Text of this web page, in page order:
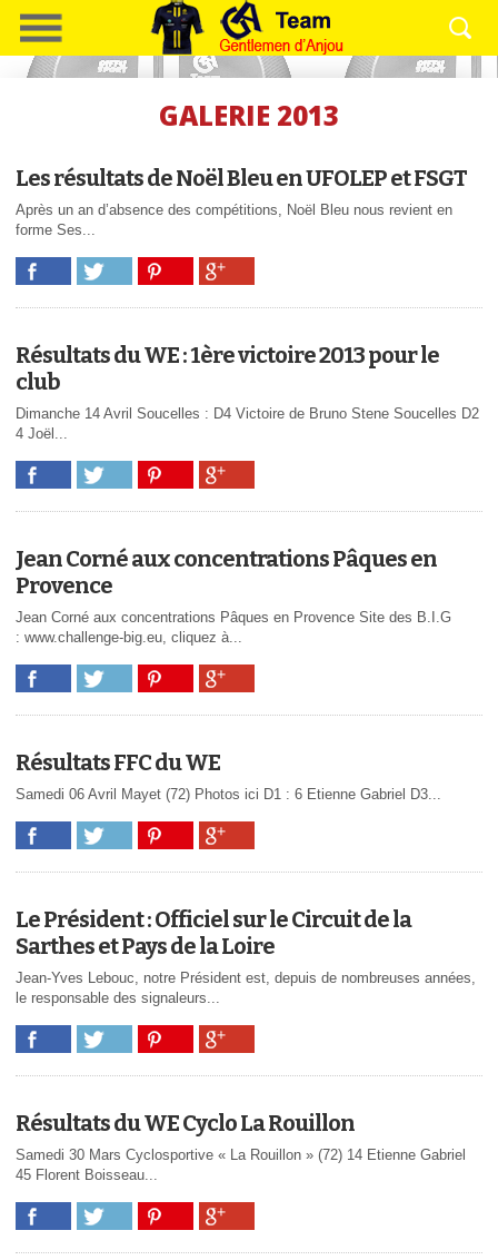
GALERIE 2013
Les résultats de Noël Bleu en UFOLEP et FSGT
Après un an d’absence des compétitions, Noël Bleu nous revient en
forme Ses...
Résultats du WE : 1ère victoire 2013 pour le
club
Dimanche 14 Avril Soucelles : D4 Victoire de Bruno Stene Soucelles D2
4 Joël...
Jean Corné aux concentrations Pâques en
Provence
Jean Corné aux concentrations Pâques en Provence Site des B.I.G
: www.challenge-big.eu, cliquez à...
Résultats FFC du WE
Samedi 06 Avril Mayet (72) Photos ici D1 : 6 Etienne Gabriel D3...
Le Président : Officiel sur le Circuit de la
Sarthes et Pays de la Loire
Jean-Yves Lebouc, notre Président est, depuis de nombreuses années,
le responsable des signaleurs...
Résultats du WE Cyclo La Rouillon
Samedi 30 Mars Cyclosportive « La Rouillon » (72) 14 Etienne Gabriel
45 Florent Boisseau...